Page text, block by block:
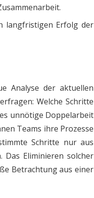
langfristigen Erfolg der
Analyse der aktuellen
Welche Schritte
unnötige Doppelarbeit
Teams ihre Prozesse
Schritte nur aus
Eliminieren solcher
Betrachtung aus einer